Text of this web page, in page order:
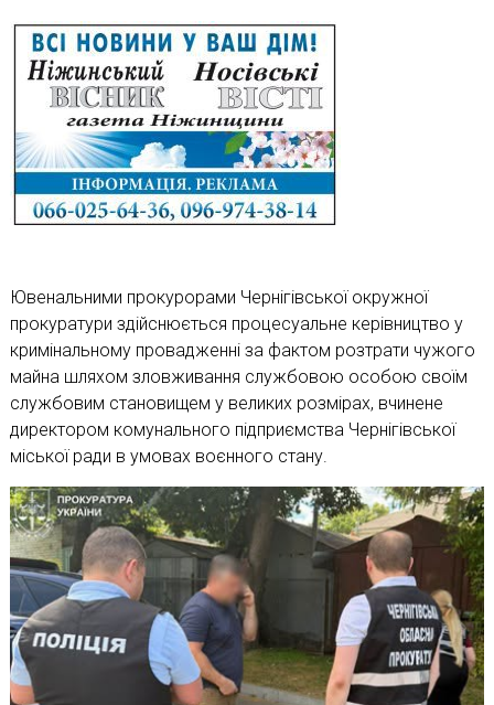
Ювенальними прокурорами Чернігівської окружної
прокуратури здійснюється процесуальне керівництво у
кримінальному провадженні за фактом розтрати чужого
майна шляхом зловживання службовою особою своїм
службовим становищем у великих розмірах, вчинене
директором комунального підприємства Чернігівської
міської ради в умовах воєнного стану.